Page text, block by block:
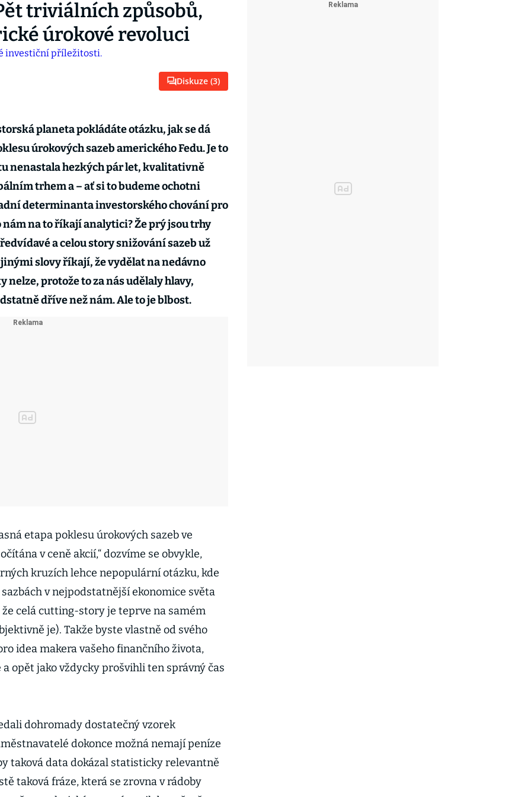
triviálních způsobů,
úrokové revoluci
Diskuze (3)
planeta pokládáte otázku, jak se dá
úrokových sazeb amerického Fedu. Je to
nenastala hezkých pár let, kvalitativně
trhem a – ať si to budeme ochotni
determinanta investorského chování pro
na to říkají analytici? Že prý jsou trhy
a celou story snižování sazeb už
slovy říkají, že vydělat na nedávno
protože to za nás udělaly hlavy,
dříve než nám. Ale to je blbost.
etapa poklesu úrokových sazeb ve
v ceně akcií,“ dozvíme se obvykle,
kruzích lehce nepopulární otázku, kde
v nejpodstatnější ekonomice světa
celá cutting-story je teprve na samém
je). Takže byste vlastně od svého
idea makera vašeho finančního života,
opět jako vždycky prošvihli ten správný čas
dohromady dostatečný vzorek
dokonce možná nemají peníze
taková data dokázal statisticky relevantně
taková fráze, která se zrovna v rádoby